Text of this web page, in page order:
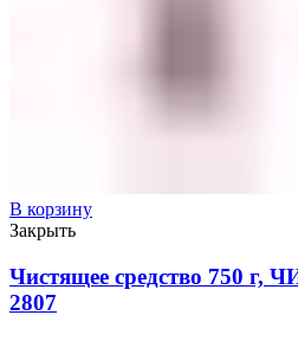
В корзину
Закрыть
Чистящее средство 750
2807